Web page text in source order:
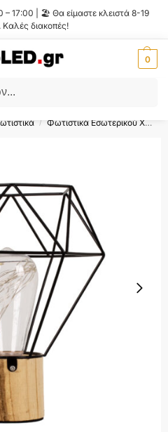
17:00 | 🏖️ Θα είμαστε κλειστά 8-19
διακοπές!
0
με τον κωδικό
/ Φωτιστικά Εσωτερικού Χώρου